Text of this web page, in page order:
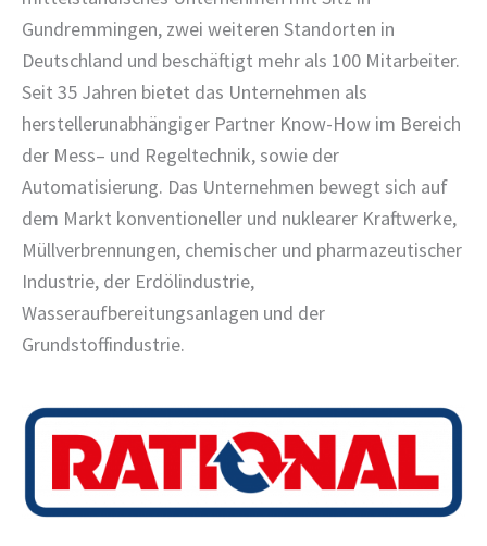
Gundremmingen, zwei weiteren Standorten in
Deutschland und beschäftigt mehr als 100 Mitarbeiter.
Seit 35 Jahren bietet das Unternehmen als
herstellerunabhängiger Partner Know-How im Bereich
der Mess– und Regeltechnik, sowie der
Automatisierung. Das Unternehmen bewegt sich auf
dem Markt konventioneller und nuklearer Kraftwerke,
Müllverbrennungen, chemischer und pharmazeutischer
Industrie, der Erdölindustrie,
Wasseraufbereitungsanlagen und der
Grundstoffindustrie.